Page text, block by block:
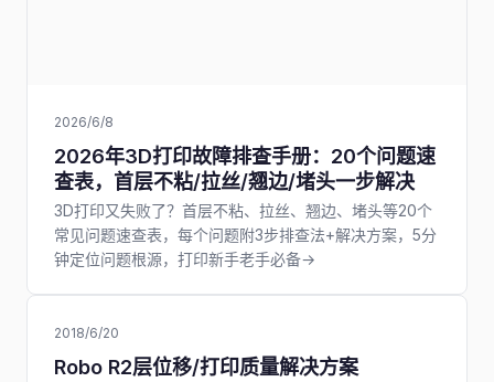
2026/6/8
2026年3D打印故障排查手册：20个问题速
查表，首层不粘/拉丝/翘边/堵头一步解决
3D打印又失败了？首层不粘、拉丝、翘边、堵头等20个
常见问题速查表，每个问题附3步排查法+解决方案，5分
钟定位问题根源，打印新手老手必备→
2018/6/20
Robo R2层位移/打印质量解决方案